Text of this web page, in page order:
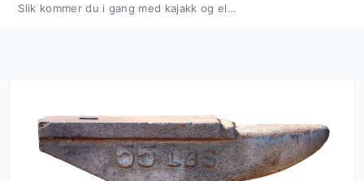
Slik kommer du i gang med kajakk og elvepadling